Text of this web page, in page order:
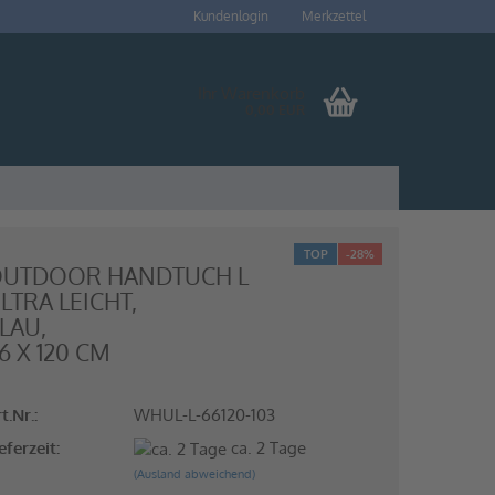
Kundenlogin
erstellen
vergessen?
Merkzettel
TOP -28%
HANDTUCH L
LEICHT,
X 120 CM
WHUL-L-66120-103
ca. 2 Tage
(Ausland abweichend)